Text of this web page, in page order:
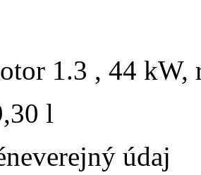
1.3 , 44 kW,
l
neverejný údaj